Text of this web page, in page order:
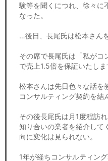
験等を聞くにつれ、徐々に
なった。
…後日、長尾氏は松本さん
その席で長尾氏は「私がコ
で売上1.5倍を保証いたしま
松本さんは先日色々な話を
コンサルティング契約を結
その後長尾氏は月1度程訪
知り合いの業者を紹介して
向に変化は見られない。
1年が経ちコンサルティン